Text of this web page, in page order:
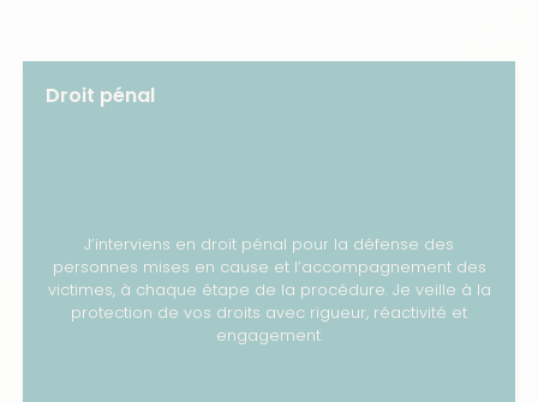
Droit pénal
J’interviens en droit pénal pour la défense des
personnes mises en cause et l’accompagnement des
victimes, à chaque étape de la procédure. Je veille à la
protection de vos droits avec rigueur, réactivité et
engagement.